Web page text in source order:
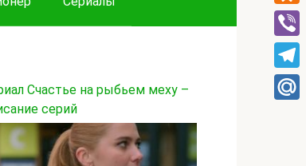
Счастье на рыбьем меху –
серий
Viber